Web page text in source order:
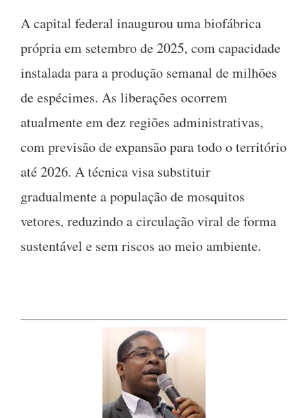
A capital federal inaugurou uma biofábrica
própria em setembro de 2025, com capacidade
instalada para a produção semanal de milhões
de espécimes. As liberações ocorrem
atualmente em dez regiões administrativas,
com previsão de expansão para todo o território
até 2026. A técnica visa substituir
gradualmente a população de mosquitos
vetores, reduzindo a circulação viral de forma
sustentável e sem riscos ao meio ambiente.